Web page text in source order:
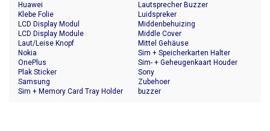
Huawei
Klebe Folie
LCD Display Modul
LCD Display Module
Laut/Leise Knopf
Lautsprecher Buzzer
Luidspreker
Middenbehuizing
Middle Cover
Mittel Gehäuse
Nokia
OnePlus
Plak Sticker
Samsung
Sim + Memory Card Tray Holder
Sim + Speicherkarten Halter
Sim- + Geheugenkaart Houder
Sony
Zubehoer
buzzer